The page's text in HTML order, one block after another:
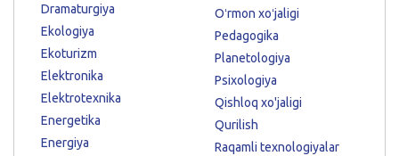
Dramaturgiya
Ekologiya
Ekoturizm
Elektronika
Elektrotexnika
Energetika
Energiya
Oʻrmon xoʻjaligi
Pedagogika
Planetologiya
Psixologiya
Qishloq xo'jaligi
Qurilish
Raqamli texnologiyalar